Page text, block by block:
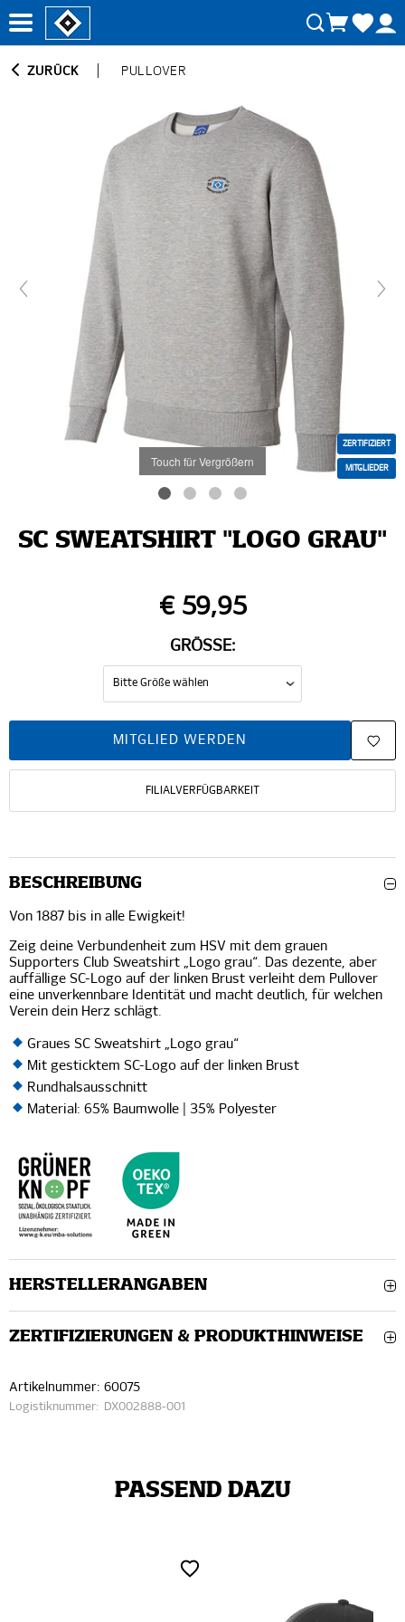
ZURÜCK PULLOVER
Touch für Vergrößern
ZERTIFIZIERT
MITGLIEDER
SC SWEATSHIRT "LOGO GRAU"
€ 59,95
GRÖSSE:
MITGLIED WERDEN
FILIALVERFÜGBARKEIT
BESCHREIBUNG
Von 1887 bis in alle Ewigkeit!
Zeig deine Verbundenheit zum HSV mit dem grauen
Supporters Club Sweatshirt „Logo grau“. Das dezente, aber
auffällige SC-Logo auf der linken Brust verleiht dem Pullover
eine unverkennbare Identität und macht deutlich, für welchen
Verein dein Herz schlägt.
Graues SC Sweatshirt „Logo grau“
Mit gesticktem SC-Logo auf der linken Brust
Rundhalsausschnitt
Material: 65% Baumwolle | 35% Polyester
HERSTELLERANGABEN
ZERTIFIZIERUNGEN & PRODUKTHINWEISE
Artikelnummer: 60075
Logistiknummer: DX002888-001
PASSEND DAZU